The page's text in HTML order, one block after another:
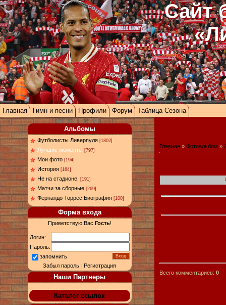
Сайт
Главная Гимн и песни Профили Форум Таблица Сезона
Альбомы
Футболисты Ливерпуля [1802]
Лучшие моменты [797]
Мои фото [194]
История [164]
Не на стадионе. [191]
Матчи за сборные [269]
Фернандо Торрес Биография [100]
Форма входа
Приветствую Вас Гость!
Логин:
Пароль:
запомнить
Забыл пароль |Регистрация
Наши Партнеры
Каталог ссылок
Главная » Фотоальбом »
Всего комментариев: 0